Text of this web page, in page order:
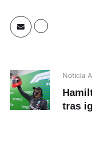
Noticia
tras